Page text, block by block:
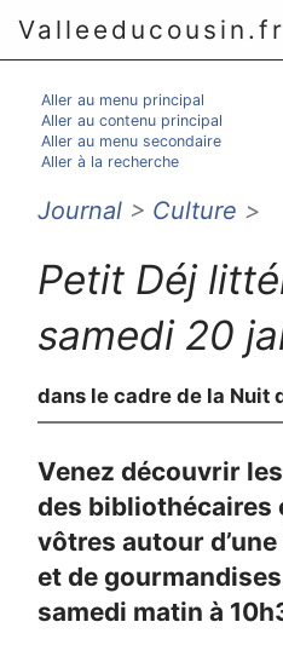
Valleeducousin.fr
Aller au menu principal
Aller au contenu principal
Aller au menu secondaire
Aller à la recherche
Journal > Culture >
Petit Déj
samedi 20
dans le cadre de la Nuit
Venez découvrir
des bibliothécaires
vôtres autour
et de
samedi matin à